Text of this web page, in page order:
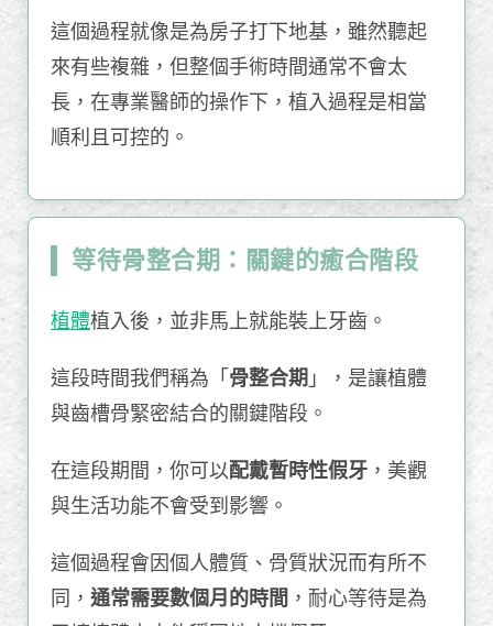
這個過程就像是為房子打下地基，雖然聽起
來有些複雜，但整個手術時間通常不會太
長，在專業醫師的操作下，植入過程是相當
順利且可控的。
等待骨整合期：關鍵的癒合階段
植體植入後，並非馬上就能裝上牙齒。
這段時間我們稱為「 骨整合期 」，是讓植體
與齒槽骨緊密結合的關鍵階段。
在這段期間，你可以配戴暫時性假牙 ，美觀
與生活功能不會受到影響。
這個過程會因個人體質、骨質狀況而有所不
同， 通常需要數個月的時間 ，耐心等待是為